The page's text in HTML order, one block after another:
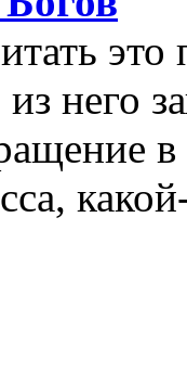
него
в